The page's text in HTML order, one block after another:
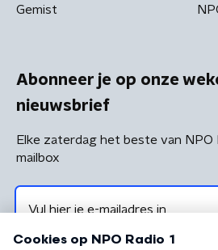
Gemist
Abonneer je op onze
nieuwsbrief
Elke zaterdag het beste van NPO
mailbox